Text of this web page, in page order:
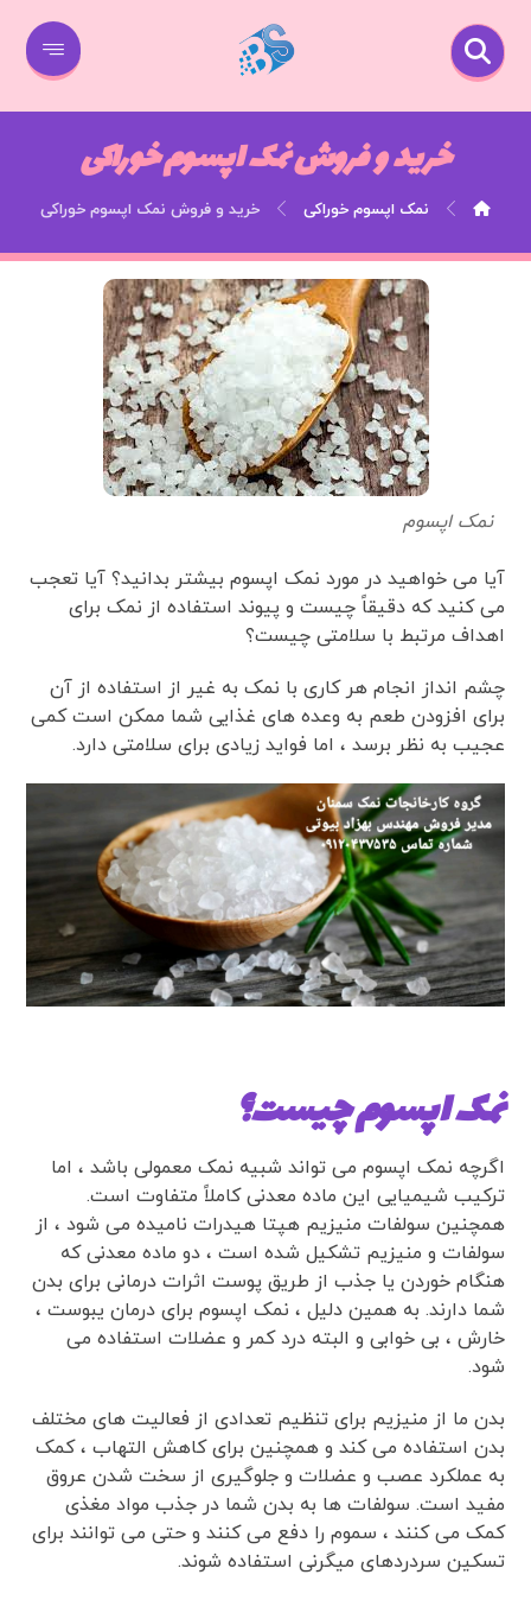
خرید و فروش نمک اپسوم خوراکی
نمک اپسوم خوراکی خرید و فروش نمک اپسوم خوراکی
نمک اپسوم
آیا می خواهید در مورد نمک اپسوم بیشتر بدانید؟ آیا تعجب
می کنید که دقیقاً چیست و پیوند استفاده از نمک برای
اهداف مرتبط با سلامتی چیست؟
چشم انداز انجام هر کاری با نمک به غیر از استفاده از آن
برای افزودن طعم به وعده های غذایی شما ممکن است کمی
عجیب به نظر برسد ، اما فواید زیادی برای سلامتی دارد.
نمک اپسوم چیست؟
اگرچه نمک اپسوم می تواند شبیه نمک معمولی باشد ، اما
ترکیب شیمیایی این ماده معدنی کاملاً متفاوت است.
همچنین سولفات منیزیم هپتا هیدرات نامیده می شود ، از
سولفات و منیزیم تشکیل شده است ، دو ماده معدنی که
هنگام خوردن یا جذب از طریق پوست اثرات درمانی برای بدن
شما دارند. به همین دلیل ، نمک اپسوم برای درمان یبوست ،
خارش ، بی خوابی و البته درد کمر و عضلات استفاده می
شود.
بدن ما از منیزیم برای تنظیم تعدادی از فعالیت های مختلف
بدن استفاده می کند و همچنین برای کاهش التهاب ، کمک
به عملکرد عصب و عضلات و جلوگیری از سخت شدن عروق
مفید است. سولفات ها به بدن شما در جذب مواد مغذی
کمک می کنند ، سموم را دفع می کنند و حتی می توانند برای
تسکین سردردهای میگرنی استفاده شوند.